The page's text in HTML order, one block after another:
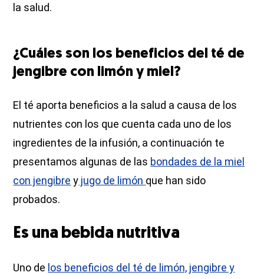
la salud.
¿Cuáles son los beneficios del té de
jengibre con limón y miel?
El té aporta beneficios a la salud a causa de los
nutrientes con los que cuenta cada uno de los
ingredientes de la infusión, a continuación te
presentamos algunas de las bondades de la miel
con jengibre y jugo de limón que han sido
probados.
Es una bebida nutritiva
Uno de los beneficios del té de limón, jengibre y